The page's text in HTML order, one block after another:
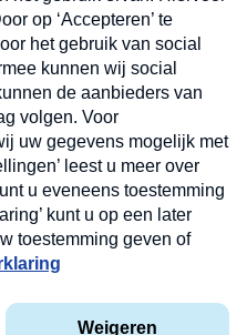
op onze
dinsdagochtend in uw